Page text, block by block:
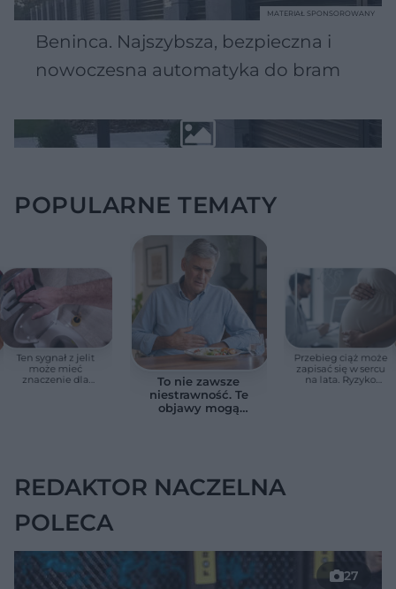
Beninca. Najszybsza, bezpieczna i
nowoczesna automatyka do bram
MATERIAŁ SPONSOROWANY
POPULARNE TEMATY
Ten sygnał z jelit
może mieć
znaczenie dla
To nie zawsze
niestrawność. Te
objawy mogą
Przebieg ciąż może
zapisać się w sercu
na lata. Ryzyko
REDAKTOR NACZELNA
POLECA
27